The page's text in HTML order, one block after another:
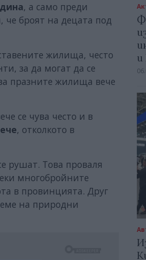
, а само преди
броят на децата под
жилища, често
за да могат да се
празните жилища вече
се чува често и в
, отколкото в
рушат. Това проваля
многобройните
в провинцията. Друг
на природни
и